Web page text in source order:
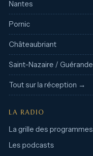
Nantes
Pornic
Châteaubriant
Saint-Nazaire / Guérande
Tout sur la réception →
LA RADIO
La grille des programmes
Les podcasts